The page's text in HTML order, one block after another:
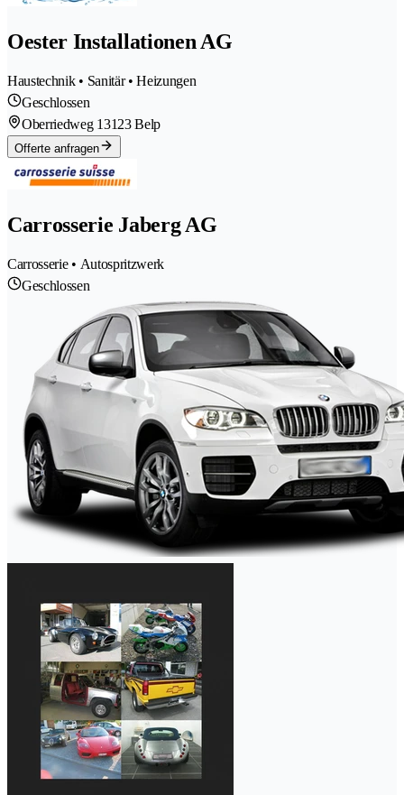
Oester Installationen AG
Haustechnik • Sanitär • Heizungen
Geschlossen
Oberriedweg 13123 Belp
Offerte anfragen
Carrosserie Jaberg AG
Carrosserie • Autospritzwerk
Geschlossen